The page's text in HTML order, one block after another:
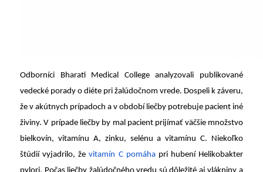
Odborníci Bharati Medical College analyzovali publikované
vedecké porady o diéte pri žalúdočnom vrede. Dospeli k záveru,
že v akútnych prípadoch a v období liečby potrebuje pacient iné
živiny. V prípade liečby by mal pacient prijímať väčšie množstvo
bielkovín, vitamínu A, zinku, selénu a vitamínu C. Niekoľko
štúdií vyjadrilo, ževitamín C pomáhapri hubení Helikobakter